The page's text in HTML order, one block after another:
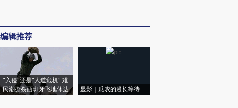
编辑推荐
“入侵”还是“人道危机” 难
民潮撕裂西班牙飞地休达
显影｜瓜农的漫长等待